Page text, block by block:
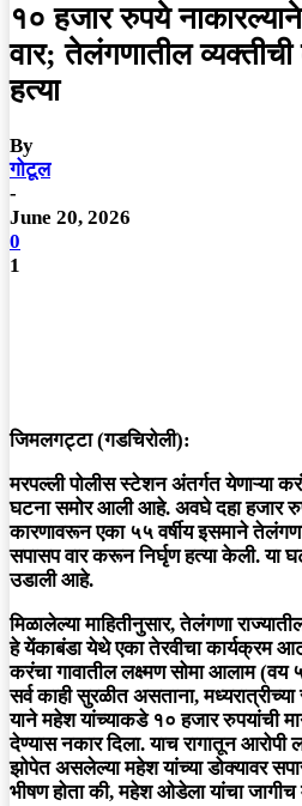
१० हजार रुपये
वार; तेलंगणातील
हत्या
By
गोटूल
-
June 20, 2026
0
1
जिमलगट्टा (गडचिरोली):
मरपल्ली पोलीस स्टेशन अंतर्गत येणाऱ्या
घटना समोर आली आहे. अवघे दहा हजार
कारणावरून एका ५५ वर्षीय इसमाने
सपासप वार करून निर्घृण हत्या केली. या
उडाली आहे.
मिळालेल्या माहितीनुसार, तेलंगणा
हे येंकाबंडा येथे एका तेरवीचा कार्यक्रम
करंचा गावातील लक्ष्मण सोमा आलाम (वय
सर्व काही सुरळीत असताना,
याने महेश यांच्याकडे १० हजार रुपयांची
देण्यास नकार दिला. याच रागातून आरोपी
झोपेत असलेल्या महेश यांच्या डोक्यावर
भीषण होता की, महेश ओडेला यांचा जागीच